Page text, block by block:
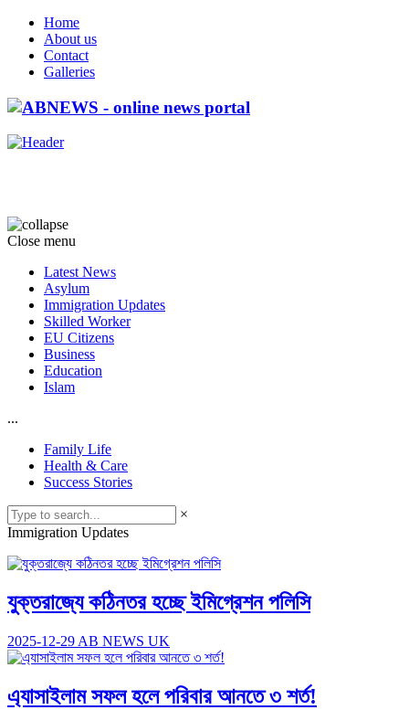
Home
About us
Contact
Galleries
Close menu
Latest News
Asylum
Immigration Updates
Skilled Worker
EU Citizens
Business
Education
Islam
...
Family Life
Health & Care
Success Stories
×
Immigration Updates
যুক্তরাজ্যে কঠিনতর হচ্ছে ইমিগ্রেশন পলিসি
2025-12-29 AB NEWS UK
এ‍্যাসাইলাম সফল হলে পরিবার আনতে ৩ শর্ত!